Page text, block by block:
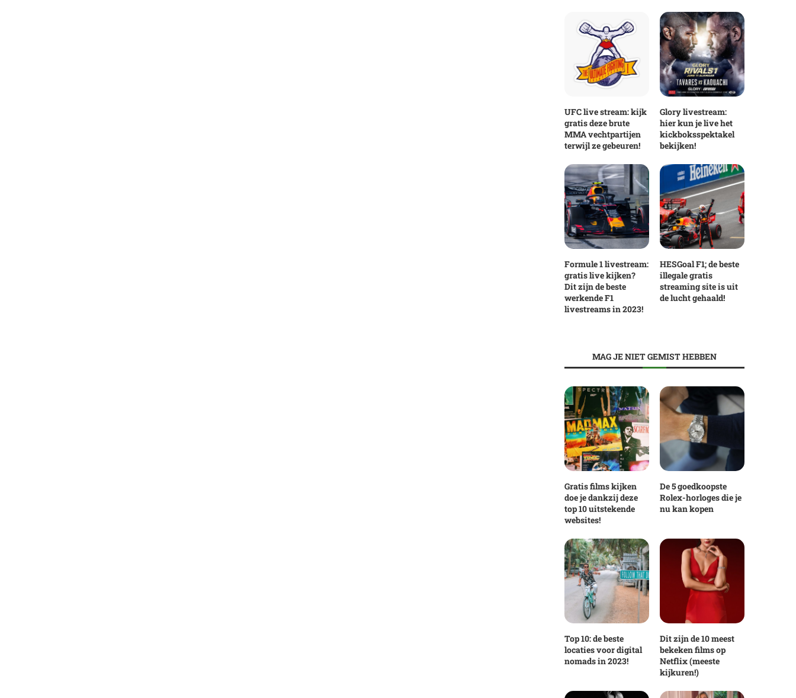
UFC live stream: kijk
gratis deze brute
MMA vechtpartijen
terwijl ze gebeuren!
Glory livestream:
hier kun je live het
kickboksspektakel
bekijken!
Formule 1 livestream:
gratis live kijken?
Dit zijn de beste
werkende F1
livestreams in 2023!
HESGoal F1; de beste
illegale gratis
streaming site is uit
de lucht gehaald!
MAG JE NIET GEMIST HEBBEN
Gratis films kijken
doe je dankzij deze
top 10 uitstekende
websites!
De 5 goedkoopste
Rolex-horloges die je
nu kan kopen
Top 10: de beste
locaties voor digital
nomads in 2023!
Dit zijn de 10 meest
bekeken films op
Netflix (meeste
kijkuren!)